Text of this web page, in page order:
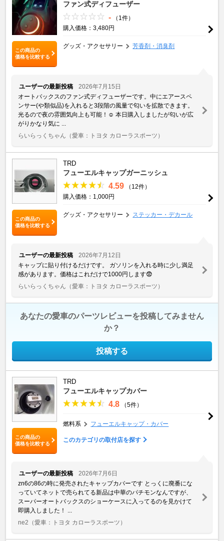
この商品の
価格を比較する
ファン式ディフューザー
-
（1件）
購入価格：3,480円
グッズ・アクセサリー 芳香剤・消臭剤
ユーザーの最新投稿
2026年7月15日
オートバックスのファン式ディフューザーです。中にエアースペ
ンサー(や類似品)を入れると3段階の風量で匂いを拡散できます。
光るので夜の雰囲気向上も可能！☺️ 本日購入しましたが匂いが広
がりかなり気に ...
らいらっくちゃん （愛車：トヨタ カローラスポーツ）
この商品の
価格を比較する
TRD
フューエルキャップガーニッシュ
4.59
（12件）
購入価格：1,000円
グッズ・アクセサリー ステッカー・デカール
ユーザーの最新投稿
2026年7月12日
キャップに貼り付けるだけです。 ガソリンを入れる時に少し満足
感があります。価格はこれだけで1000円します😨
らいらっくちゃん （愛車：トヨタ カローラスポーツ）
あなたの愛車のパーツレビューを投稿してみません
か？
投稿する
この商品の
価格を比較する
TRD
フューエルキャップカバー
4.8 （5件）
燃料系 フューエルキャップ・カバー
このカテゴリの取付店を探す
ユーザーの最新投稿
2026年7月6日
zn6の86の時に発売されたキャップカバーです とっくに廃番にな
っていてネットで売られてる新品は中華のパチモンなんですが、
スーパーオートバックスのショーケースに入ってるのを見かけて
即購入しました！ ...
ne2 （愛車：トヨタ カローラスポーツ）